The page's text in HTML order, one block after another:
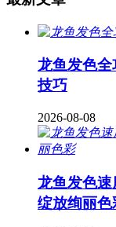
龙鱼发色
技巧
2026-08-08
龙鱼发色
绽放绚丽色